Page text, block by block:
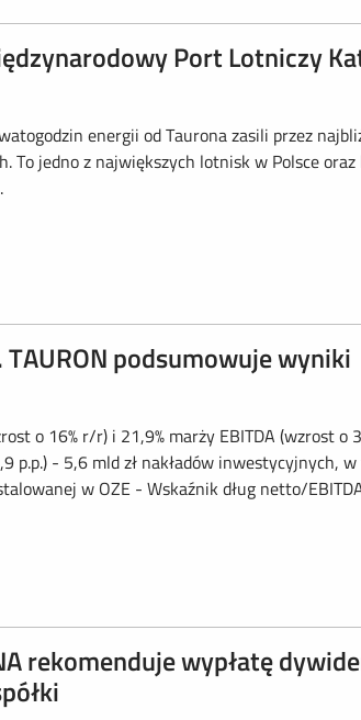
Port Lotniczy
energii od Taurona zasili przez
To jedno z największych lotnisk w Polsce
podsumowuje wyniki
o 16% r/r) i 21,9% marży EBITDA (wzrost
p.p.) - 5,6 mld zł nakładów inwestycyjnych,
w OZE - Wskaźnik dług netto/
rekomenduje wypłatę